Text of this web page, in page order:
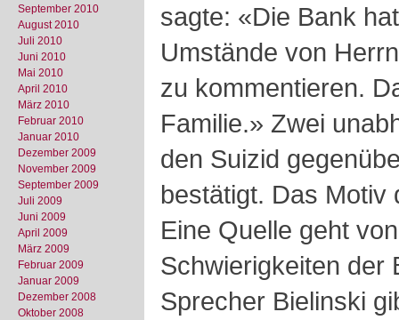
September 2010
August 2010
Juli 2010
Juni 2010
Mai 2010
April 2010
März 2010
Februar 2010
Januar 2010
Dezember 2009
November 2009
September 2009
Juli 2009
Juni 2009
April 2009
März 2009
Februar 2009
Januar 2009
Dezember 2008
Oktober 2008
sagte: «Die Bank
Umstände von
zu kommentieren.
Familie.» Zwei
den Suizid
bestätigt. Das Motiv
Eine Quelle geht
Schwierigkeiten der
Sprecher Bielinski